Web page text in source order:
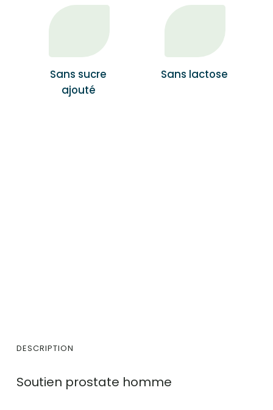
Sans sucre
ajouté
Sans lactose
DESCRIPTION
Soutien prostate homme